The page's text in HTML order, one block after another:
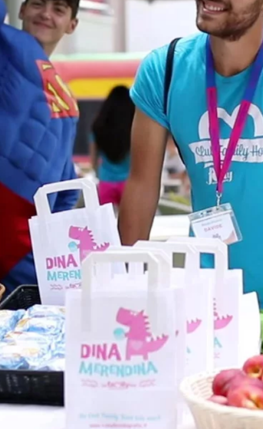
Animazione
Offerte
Attrazioni
Contatti
Lavora con noi